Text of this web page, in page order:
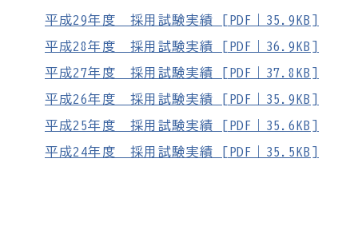
平成29年度 採用試験実績 [PDF｜35.9KB]
平成28年度 採用試験実績 [PDF｜36.9KB]
平成27年度 採用試験実績 [PDF｜37.8KB]
平成26年度 採用試験実績 [PDF｜35.9KB]
平成25年度 採用試験実績 [PDF｜35.6KB]
平成24年度 採用試験実績 [PDF｜35.5KB]